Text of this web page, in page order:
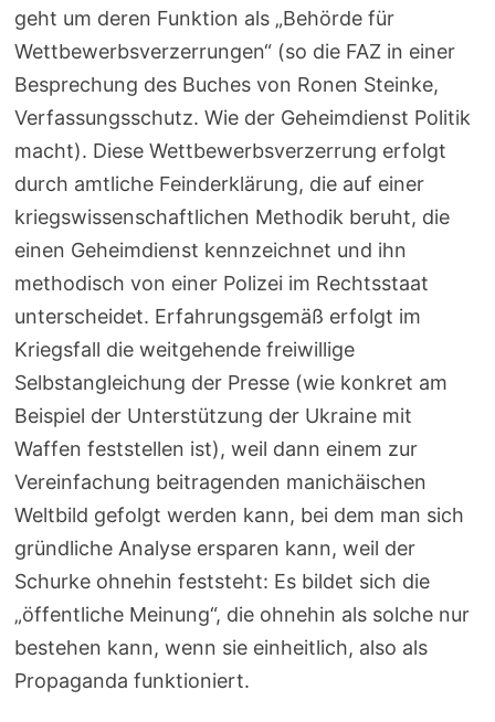
geht um deren Funktion als „Behörde für
Wettbewerbsverzerrungen“ (so die FAZ in einer
Besprechung des Buches von Ronen Steinke,
Verfassungsschutz. Wie der Geheimdienst Politik
macht). Diese Wettbewerbsverzerrung erfolgt
durch amtliche Feinderklärung, die auf einer
kriegswissenschaftlichen Methodik beruht, die
einen Geheimdienst kennzeichnet und ihn
methodisch von einer Polizei im Rechtsstaat
unterscheidet. Erfahrungsgemäß erfolgt im
Kriegsfall die weitgehende freiwillige
Selbstangleichung der Presse (wie konkret am
Beispiel der Unterstützung der Ukraine mit
Waffen feststellen ist), weil dann einem zur
Vereinfachung beitragenden manichäischen
Weltbild gefolgt werden kann, bei dem man sich
gründliche Analyse ersparen kann, weil der
Schurke ohnehin feststeht: Es bildet sich die
„öffentliche Meinung“, die ohnehin als solche nur
bestehen kann, wenn sie einheitlich, also als
Propaganda funktioniert.